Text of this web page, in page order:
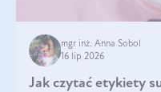
mgr inż. Anna Sobol
16 lip 2026
Jak czytać etykiety